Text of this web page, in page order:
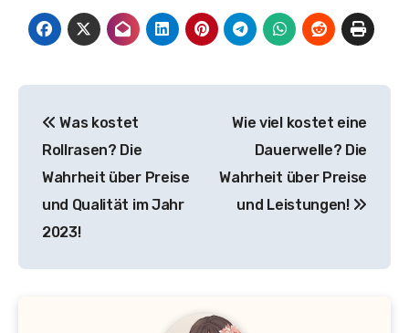
Was kostet
Rollrasen? Die
Wahrheit über Preise
und Qualität im Jahr
2023!
Wie viel kostet eine
Dauerwelle? Die
Wahrheit über Preise
und Leistungen!